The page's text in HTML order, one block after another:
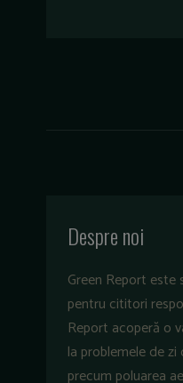
Despre noi
Green Report este
pentru cititori
Report acoperă o
la problemele de
precum poluarea